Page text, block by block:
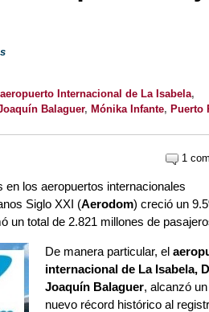
aeropuerto Internacional de La Isabela,
Balaguer, Mónika Infante, Puerto
1
los aeropuertos internacionales
Siglo XXI (Aerodom) creció un
un total de 2.821 millones de
De manera particular, el
internacional de La Isabela,
Joaquín Balaguer, alcanzó un
nuevo récord histórico al